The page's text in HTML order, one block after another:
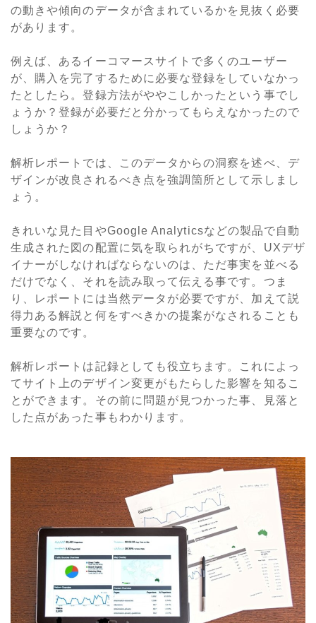
の動きや傾向のデータが含まれているかを見抜く必要
があります。
例えば、あるイーコマースサイトで多くのユーザー
が、購入を完了するために必要な登録をしていなかっ
たとしたら。登録方法がややこしかったという事でし
ょうか？登録が必要だと分かってもらえなかったので
しょうか？
解析レポートでは、このデータからの洞察を述べ、デ
ザインが改良されるべき点を強調箇所として示しまし
ょう。
きれいな見た目やGoogle Analyticsなどの製品で自動
生成された図の配置に気を取られがちですが、UXデザ
イナーがしなければならないのは、ただ事実を並べる
だけでなく、それを読み取って伝える事です。つま
り、レポートには当然データが必要ですが、加えて説
得力ある解説と何をすべきかの提案がなされることも
重要なのです。
解析レポートは記録としても役立ちます。これによっ
てサイト上のデザイン変更がもたらした影響を知るこ
とができます。その前に問題が見つかった事、見落と
した点があった事もわかります。